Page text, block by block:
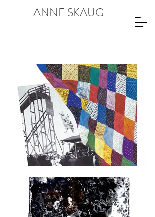
ANNE SKAUG